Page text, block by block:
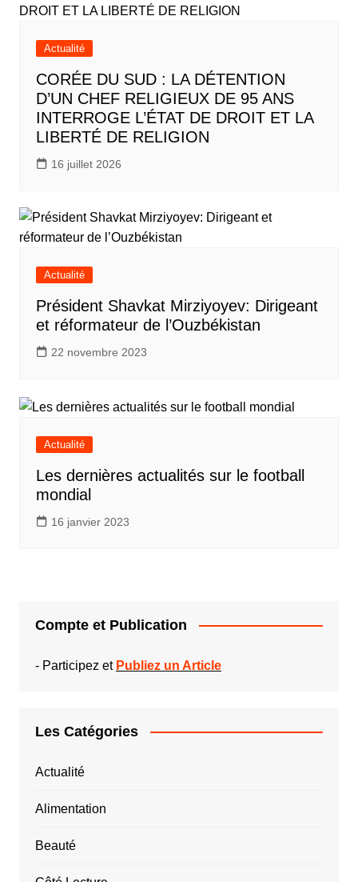
Actualité
CORÉE DU SUD : LA DÉTENTION
D’UN CHEF RELIGIEUX DE 95 ANS
INTERROGE L’ÉTAT DE DROIT ET LA
LIBERTÉ DE RELIGION
16 juillet 2026
Actualité
Président Shavkat Mirziyoyev: Dirigeant
et réformateur de l’Ouzbékistan
22 novembre 2023
Actualité
Les dernières actualités sur le football
mondial
16 janvier 2023
Compte et Publication
- Participez et Publiez un Article
Les Catégories
Actualité
Alimentation
Beauté